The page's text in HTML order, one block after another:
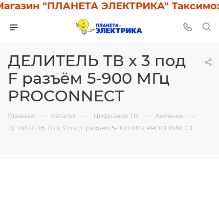
"ПЛАНЕТА ЭЛЕКТРИКА" Таксимо:
ДЕЛИТЕЛЬ ТВ х 3 под
F разъём 5-900 МГц
PROCONNECT
Главная — Каталог — Цифровое ТВ — Антенны —
ДЕЛИТЕЛЬ ТВ х 3 под F разъём 5-900 МГц PROCONNECT